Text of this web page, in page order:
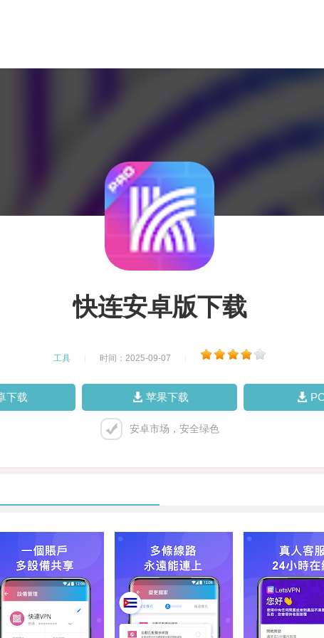
快连安卓版下载
工具 时间：2025-09-07
下载 苹果下载
安卓市场，安全绿色